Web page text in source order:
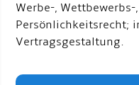
Werbe-,
Persönlichkeitsrecht;
Vertragsgestaltung.